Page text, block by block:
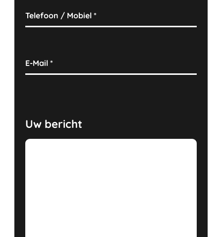
Telefoon / Mobiel*
E-Mail*
Uw bericht